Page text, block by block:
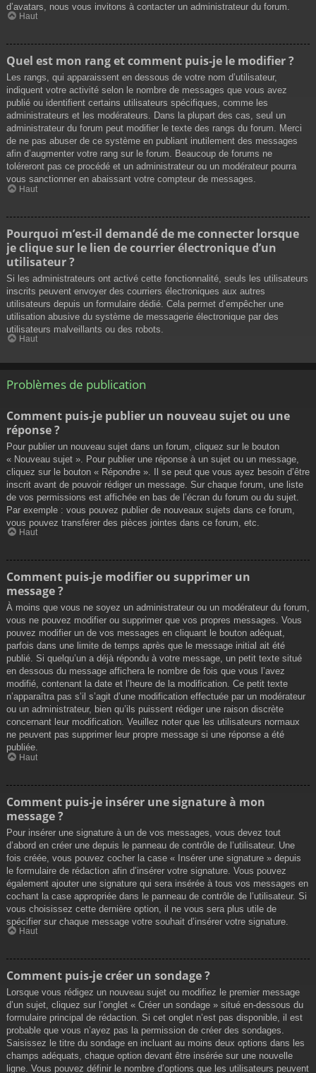
d’avatars, nous vous invitons à contacter un administrateur du forum.
Haut
Quel est mon rang et comment puis-je le modifier ?
Les rangs, qui apparaissent en dessous de votre nom d’utilisateur,
indiquent votre activité selon le nombre de messages que vous avez
publié ou identifient certains utilisateurs spécifiques, comme les
administrateurs et les modérateurs. Dans la plupart des cas, seul un
administrateur du forum peut modifier le texte des rangs du forum. Merci
de ne pas abuser de ce système en publiant inutilement des messages
afin d’augmenter votre rang sur le forum. Beaucoup de forums ne
toléreront pas ce procédé et un administrateur ou un modérateur pourra
vous sanctionner en abaissant votre compteur de messages.
Haut
Pourquoi m’est-il demandé de me connecter lorsque
je clique sur le lien de courrier électronique d’un
utilisateur ?
Si les administrateurs ont activé cette fonctionnalité, seuls les utilisateurs
inscrits peuvent envoyer des courriers électroniques aux autres
utilisateurs depuis un formulaire dédié. Cela permet d’empêcher une
utilisation abusive du système de messagerie électronique par des
utilisateurs malveillants ou des robots.
Haut
Problèmes de publication
Comment puis-je publier un nouveau sujet ou une
réponse ?
Pour publier un nouveau sujet dans un forum, cliquez sur le bouton
« Nouveau sujet ». Pour publier une réponse à un sujet ou un message,
cliquez sur le bouton « Répondre ». Il se peut que vous ayez besoin d’être
inscrit avant de pouvoir rédiger un message. Sur chaque forum, une liste
de vos permissions est affichée en bas de l’écran du forum ou du sujet.
Par exemple : vous pouvez publier de nouveaux sujets dans ce forum,
vous pouvez transférer des pièces jointes dans ce forum, etc.
Haut
Comment puis-je modifier ou supprimer un
message ?
À moins que vous ne soyez un administrateur ou un modérateur du forum,
vous ne pouvez modifier ou supprimer que vos propres messages. Vous
pouvez modifier un de vos messages en cliquant le bouton adéquat,
parfois dans une limite de temps après que le message initial ait été
publié. Si quelqu’un a déjà répondu à votre message, un petit texte situé
en dessous du message affichera le nombre de fois que vous l’avez
modifié, contenant la date et l’heure de la modification. Ce petit texte
n’apparaîtra pas s’il s’agit d’une modification effectuée par un modérateur
ou un administrateur, bien qu’ils puissent rédiger une raison discrète
concernant leur modification. Veuillez noter que les utilisateurs normaux
ne peuvent pas supprimer leur propre message si une réponse a été
publiée.
Haut
Comment puis-je insérer une signature à mon
message ?
Pour insérer une signature à un de vos messages, vous devez tout
d’abord en créer une depuis le panneau de contrôle de l’utilisateur. Une
fois créée, vous pouvez cocher la case « Insérer une signature » depuis
le formulaire de rédaction afin d’insérer votre signature. Vous pouvez
également ajouter une signature qui sera insérée à tous vos messages en
cochant la case appropriée dans le panneau de contrôle de l’utilisateur. Si
vous choisissez cette dernière option, il ne vous sera plus utile de
spécifier sur chaque message votre souhait d’insérer votre signature.
Haut
Comment puis-je créer un sondage ?
Lorsque vous rédigez un nouveau sujet ou modifiez le premier message
d’un sujet, cliquez sur l’onglet « Créer un sondage » situé en-dessous du
formulaire principal de rédaction. Si cet onglet n’est pas disponible, il est
probable que vous n’ayez pas la permission de créer des sondages.
Saisissez le titre du sondage en incluant au moins deux options dans les
champs adéquats, chaque option devant être insérée sur une nouvelle
ligne. Vous pouvez définir le nombre d’options que les utilisateurs peuvent